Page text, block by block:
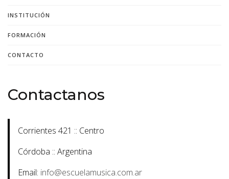
INSTITUCIÓN
FORMACIÓN
CONTACTO
Contactanos
Corrientes 421 :: Centro
Córdoba :: Argentina
Email: info@escuelamusica.com.ar